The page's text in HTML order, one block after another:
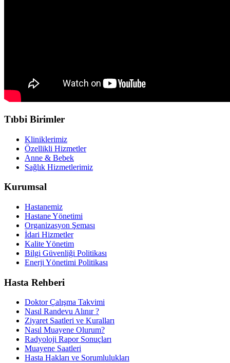
Tıbbi Birimler
Kliniklerimiz
Özellikli Hizmetler
Anne & Bebek
Sağlık Hizmetlerimiz
Kurumsal
Hastanemiz
Hastane Yönetimi
Organizasyon Şeması
İdari Hizmetler
Kalite Yönetim
Bilgi Güvenliği Politikası
Enerji Yönetimi Politikası
Hasta Rehberi
Doktor Çalışma Takvimi
Nasıl Randevu Alınır ?
Ziyaret Saatleri ve Kuralları
Nasıl Muayene Olurum?
Radyoloji Rapor Sonuçları
Muayene Saatleri
Hasta Hakları ve Sorumlulukları